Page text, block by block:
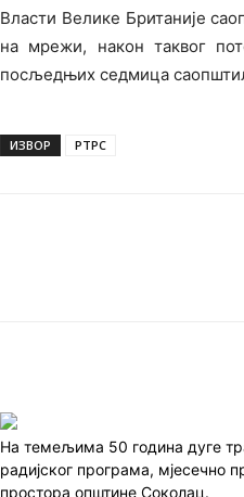
Власти Велике Британије
на мрежи, након таквог
посљедњих седмица
ИЗВОР РТРС
На темељима 50 година дуге
радијског програма, мјесечно
простора општине Соколац.